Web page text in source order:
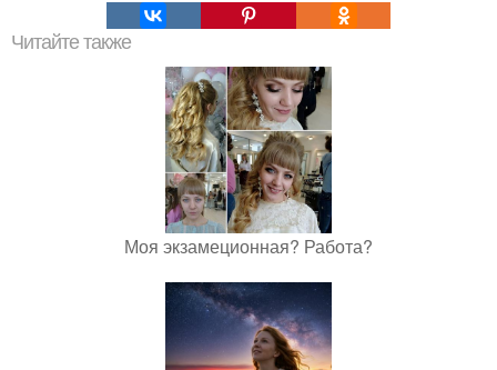
Читайте также
Моя экзамеционная? Работа?